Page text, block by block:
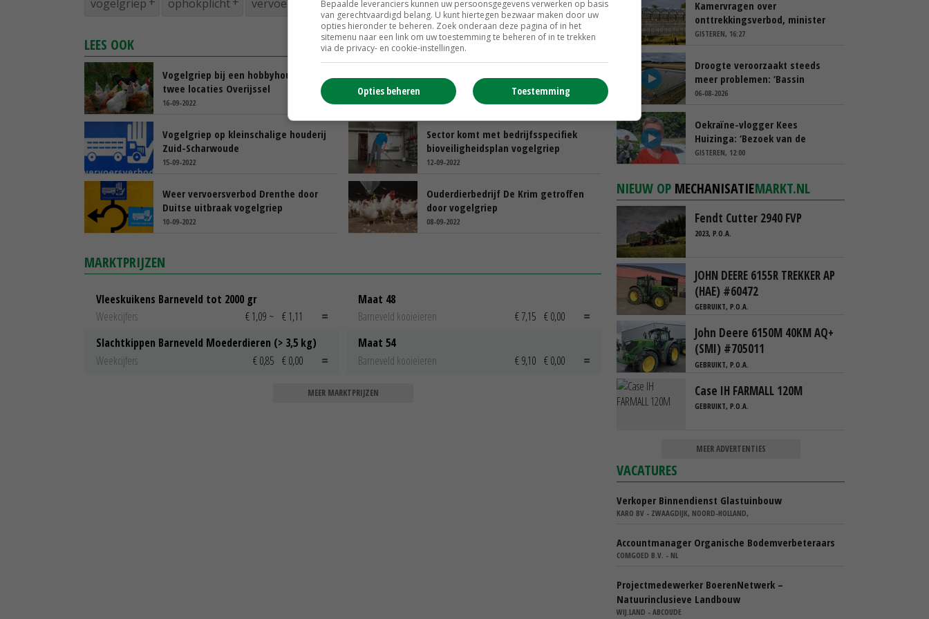
vogelgriep ophokplicht vervoersverbod
LEES OOK
Vogelgriep bij een hobbyhouder met
twee locaties Overijssel
16-09-2022
pluimveestal'
15-09-2022
Vogelgriep op kleinschalige houderij
Zuid-Scharwoude
15-09-2022
Sector komt met bedrijfsspecifiek
bioveiligheidsplan vogelgriep
12-09-2022
Weer vervoersverbod Drenthe door
Duitse uitbraak vogelgriep
10-09-2022
Ouderdierbedrijf De Krim getroffen
door vogelgriep
08-09-2022
MARKTPRIJZEN
Vleeskuikens Barneveld tot 2000 gr
Weekcijfers
€ 1,09 ~ € 1,11
Slachtkippen Barneveld Moederdieren (> 3,5 kg)
Weekcijfers
€ 0,85 € 0,00
Maat 48
Barneveld kooieieren
€ 7,15 € 0,00
Maat 54
Barneveld kooieieren
€ 9,10 € 0,00
MEER MARKTPRIJZEN
Kamervragen over
onttrekkingsverbod, minister
spreekt van ‘ondernemersrisico’
GISTEREN, 16:27
Droogte veroorzaakt steeds
meer problemen: ‘Bassin
afgelopen week al leeg’
06-08-2026
Oekraïne-vlogger Kees
Huizinga: ‘Bezoek van de
ambassade mag zelf groente
GISTEREN, 12:00
NIEUW OP MECHANISATIEMARKT.NL
Fendt Cutter 2940 FVP
2023, P.O.A.
JOHN DEERE 6155R TREKKER AP
(HAE) #60472
GEBRUIKT, P.O.A.
John Deere 6150M 40KM AQ+
(SMI) #705011
GEBRUIKT, P.O.A.
Case IH FARMALL 120M
GEBRUIKT, P.O.A.
MEER ADVERTENTIES
VACATURES
Verkoper Binnendienst Glastuinbouw
KARO BV - ZWAAGDIJK, NOORD-HOLLAND,
Accountmanager Organische Bodemverbeteraars
COMGOED B.V. - NL
Projectmedewerker BoerenNetwerk –
Natuurinclusieve Landbouw
WIJ.LAND - ABCOUDE
Bepaalde leveranciers kunnen uw persoonsgegevens verwerken op basis
van gerechtvaardigd belang. U kunt hiertegen bezwaar maken door uw
opties hieronder te beheren. Zoek onderaan deze pagina of in het
sitemenu naar een link om uw toestemming te beheren of in te trekken
via de privacy- en cookie-instellingen.
Toestemming
Opties beheren